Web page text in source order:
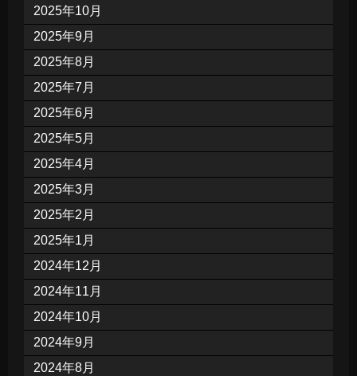
2025年10月
2025年9月
2025年8月
2025年7月
2025年6月
2025年5月
2025年4月
2025年3月
2025年2月
2025年1月
2024年12月
2024年11月
2024年10月
2024年9月
2024年8月